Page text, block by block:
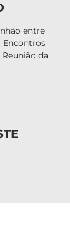
entre
Encontros
da